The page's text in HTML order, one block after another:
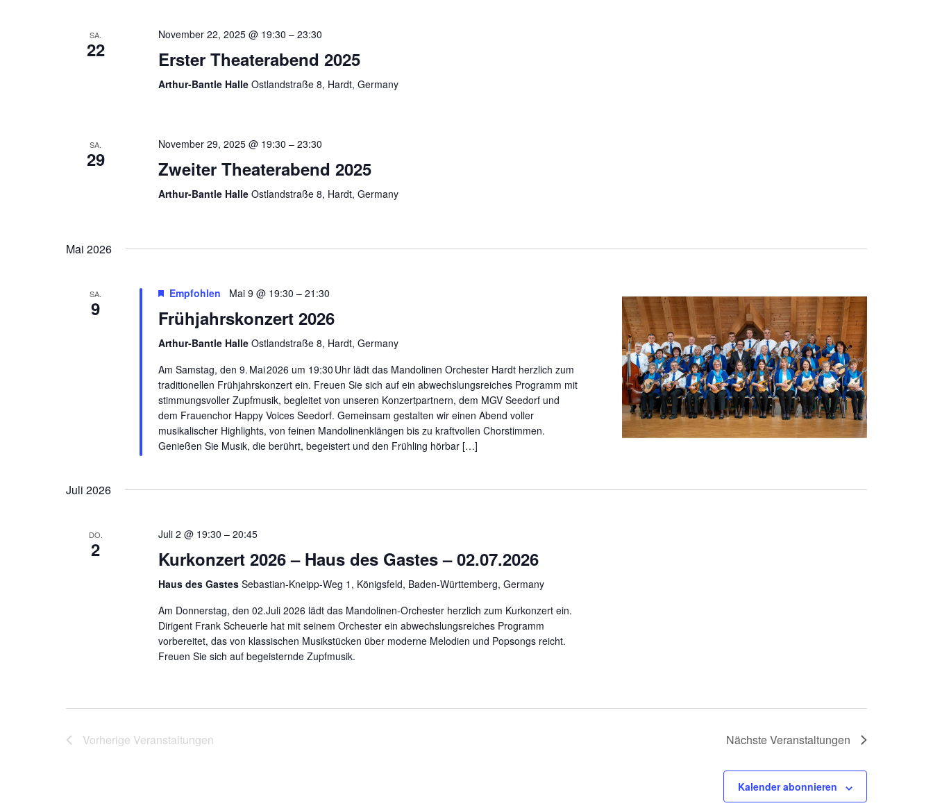
SA.
22
November 22, 2025 @ 19:30 –23:30
Erster Theaterabend 2025
Arthur-Bantle HalleOstlandstraße 8, Hardt, Germany
SA.
29
November 29, 2025 @ 19:30 –23:30
Zweiter Theaterabend 2025
Arthur-Bantle HalleOstlandstraße 8, Hardt, Germany
Mai 2026
SA.
9
Empfohlen Mai 9 @ 19:30 –21:30
Frühjahrskonzert 2026
Arthur-Bantle HalleOstlandstraße 8, Hardt, Germany
Am Samstag, den 9. Mai 2026 um 19:30 Uhr lädt das Mandolinen Orchester Hardt herzlich zum
traditionellen Frühjahrskonzert ein. Freuen Sie sich auf ein abwechslungsreiches Programm mit
stimmungsvoller Zupfmusik, begleitet von unseren Konzertpartnern, dem MGV Seedorf und
dem Frauenchor Happy Voices Seedorf. Gemeinsam gestalten wir einen Abend voller
musikalischer Highlights, von feinen Mandolinenklängen bis zu kraftvollen Chorstimmen.
Genießen Sie Musik, die berührt, begeistert und den Frühling hörbar […]
Juli 2026
DO.
2
Juli 2 @ 19:30 –20:45
Kurkonzert 2026 – Haus des Gastes – 02.07.2026
Haus des GastesSebastian-Kneipp-Weg 1, Königsfeld, Baden-Württemberg, Germany
Am Donnerstag, den 02.Juli 2026 lädt das Mandolinen-Orchester herzlich zum Kurkonzert ein.
Dirigent Frank Scheuerle hat mit seinem Orchester ein abwechslungsreiches Programm
vorbereitet, das von klassischen Musikstücken über moderne Melodien und Popsongs reicht.
Freuen Sie sich auf begeisternde Zupfmusik.
Vorherige Veranstaltungen NächsteVeranstaltungen
Kalender abonnieren